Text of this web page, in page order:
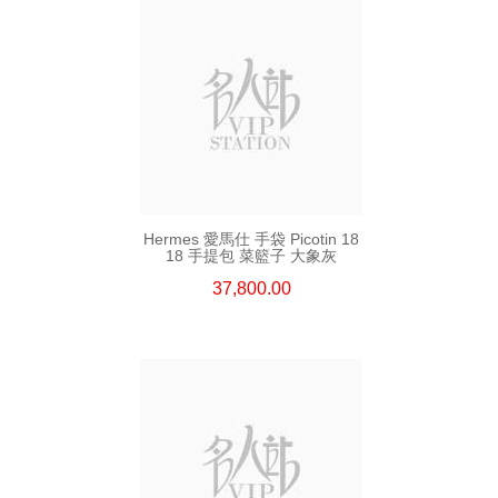
Hermes 愛馬仕 手袋 Picotin 18
18 手提包 菜籃子 大象灰
37,800.00